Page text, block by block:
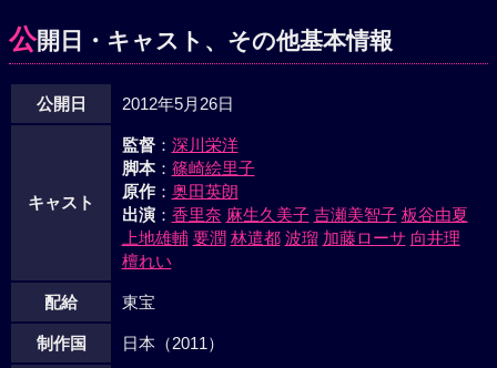
公開日・キャスト、その他基本情報
公開日 2012年5月26日
キャスト
監督： 深川栄洋
脚本： 篠崎絵里子
原作： 奥田英朗
出演： 香里奈 麻生久美子 吉瀬美智子 板谷由夏
上地雄輔 要潤 林遣都 波瑠 加藤ローサ 向井理
檀れい
配給 東宝
制作国 日本（2011）